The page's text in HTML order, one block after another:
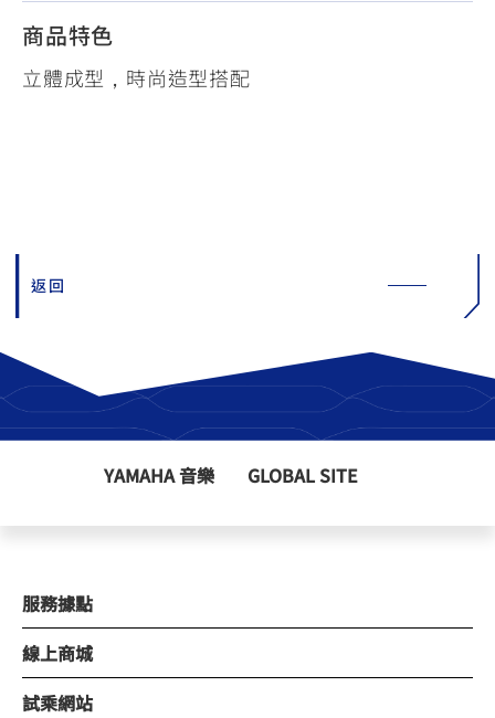
商品特色
立體成型，時尚造型搭配
返回
YAMAHA 音樂 GLOBAL SITE
服務據點
線上商城
試乘網站